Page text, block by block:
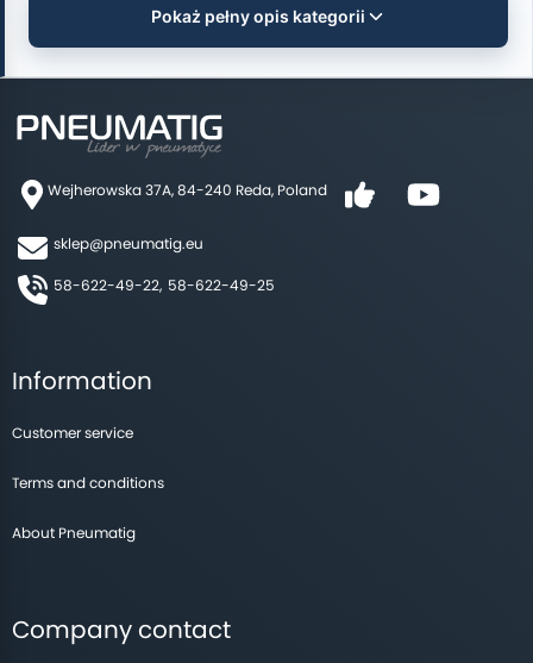
Limit Switch Valves
Industrial Applications
Selection Criteria
Conclusion
Introduction to Mechanical and Manual
Pokaż pełny opis kategorii
Wejherowska 37A, 84-240 Reda, Poland
sklep@pneumatig.eu
58-622-49-22, 58-622-49-25
Information
Customer service
Terms and conditions
About Pneumatig
Company contact